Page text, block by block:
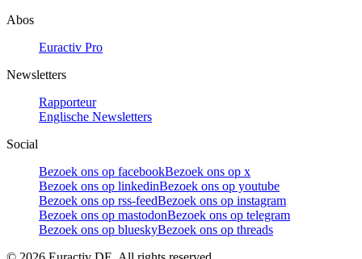
Abos
Euractiv Pro
Newsletters
Rapporteur
Englische Newsletters
Social
Bezoek ons op facebookBezoek ons op x
Bezoek ons op linkedinBezoek ons op youtube
Bezoek ons op rss-feedBezoek ons op instagram
Bezoek ons op mastodonBezoek ons op telegram
Bezoek ons op blueskyBezoek ons op threads